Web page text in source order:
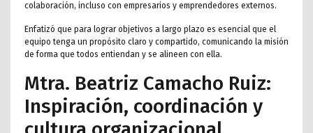
colaboración, incluso con empresarios y emprendedores externos.
Enfatizó que para lograr objetivos a largo plazo es esencial que el
equipo tenga un propósito claro y compartido, comunicando la misión
de forma que todos entiendan y se alineen con ella.
Mtra. Beatriz Camacho Ruiz:
Inspiración, coordinación y